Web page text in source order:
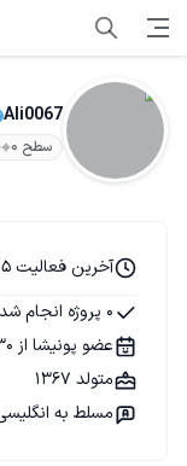
Ali0067
سطح ۰
آخرین فعالیت 15 مهر 1404
0 پروژه انجام شده
عضو پونیشا از 30 شهریور 1404
متولد 1367
مسلط به